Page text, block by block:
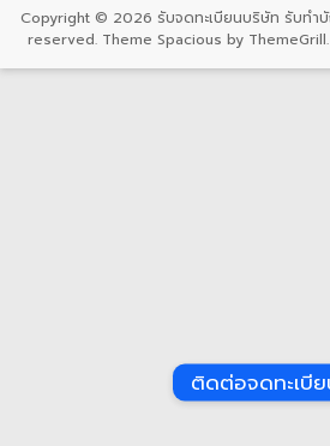
Copyright © 2026 รับจดทะเบียนบริษัท รับท
reserved. ThemeSpacious by
ติดต่อจดทะเบี